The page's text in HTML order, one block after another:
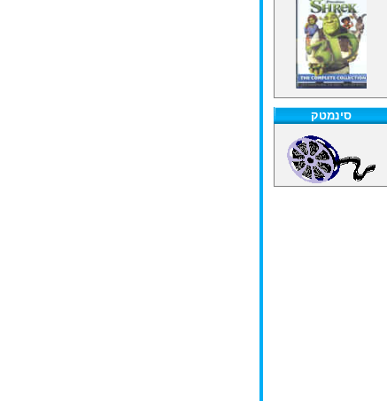
סינמטק